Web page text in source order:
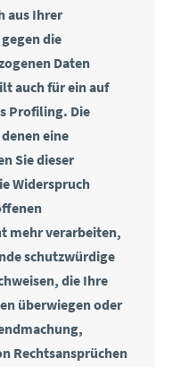
aus Ihrer
die
Daten
auch für ein auf
Profiling. Die
eine
Sie dieser
Widerspruch
mehr verarbeiten,
schutzwürdige
die Ihre
überwiegen oder
Rechtsansprüchen